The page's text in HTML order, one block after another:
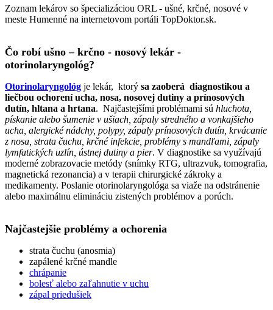
Zoznam lekárov so špecializáciou ORL - ušné, krčné, nosové v
meste Humenné na internetovom portáli TopDoktor.sk.
Čo robí ušno – krčno - nosový lekár -
otorinolaryngológ?
Otorinolaryngológ je lekár, ktorý sa zaoberá diagnostikou a
liečbou ochorení ucha, nosa, nosovej dutiny a prínosových
dutín, hltana a hrtana. Najčastejšími problémami sú hluchota,
pískanie alebo šumenie v ušiach, zápaly stredného a vonkajšieho
ucha, alergické nádchy, polypy, zápaly prínosových dutín, krvácanie
z nosa, strata čuchu, krčné infekcie, problémy s mandľami, zápaly
lymfatických uzlín, ústnej dutiny a pier. V diagnostike sa využívajú
moderné zobrazovacie metódy (snímky RTG, ultrazvuk, tomografia,
magnetická rezonancia) a v terapii chirurgické zákroky a
medikamenty. Poslanie otorinolaryngológa sa viaže na odstránenie
alebo maximálnu elimináciu zistených problémov a porúch.
Najčastejšie problémy a ochorenia
strata čuchu (anosmia)
zapálené krčné mandle
chrápanie
bolesť alebo zaľahnutie v uchu
zápal priedušiek